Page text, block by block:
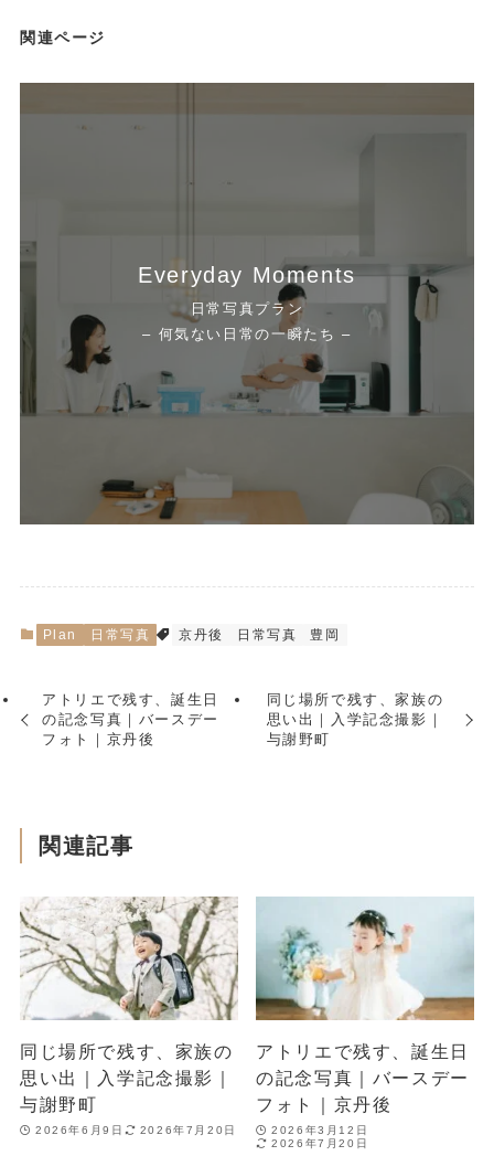
関連ページ
Everyday Moments
日常写真プラン
– 何気ない日常の一瞬たち –
Plan 日常写真 京丹後 日常写真 豊岡
アトリエで残す、誕生日
の記念写真｜バースデー
フォト｜京丹後
同じ場所で残す、家族の
思い出｜入学記念撮影｜
与謝野町
関連記事
同じ場所で残す、家族の
思い出｜入学記念撮影｜
与謝野町
2026年6月9日 2026年7月20日
アトリエで残す、誕生日
の記念写真｜バースデー
フォト｜京丹後
2026年3月12日
2026年7月20日